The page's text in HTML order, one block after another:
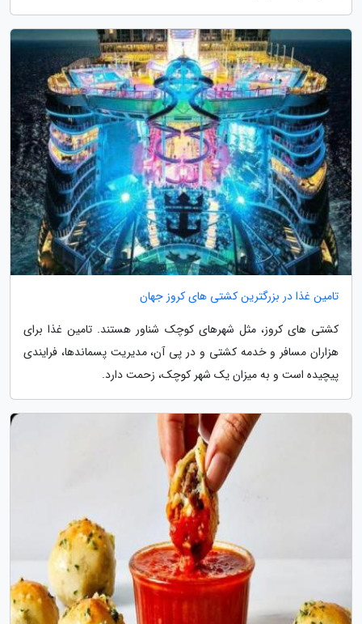
تامین غذا در بزرگترین کشتی های کروز جهان
کشتی های کروز، مثل شهرهای کوچک شناور هستند. تامین غذا برای
هزاران مسافر و خدمه کشتی و در پی آن، مدیریت پسماندها، فرایندی
پیچیده است و به میزان یک شهر کوچک، زحمت دارد.